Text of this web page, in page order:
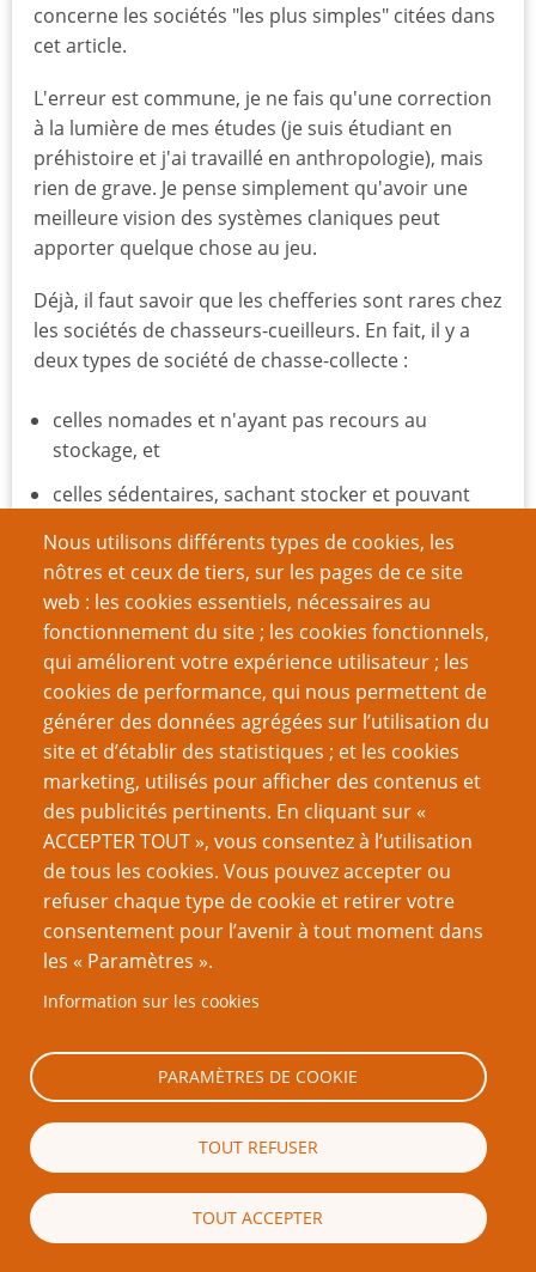
concerne les sociétés "les plus simples" citées dans
cet article.
L'erreur est commune, je ne fais qu'une correction
à la lumière de mes études (je suis étudiant en
préhistoire et j'ai travaillé en anthropologie), mais
rien de grave. Je pense simplement qu'avoir une
meilleure vision des systèmes claniques peut
apporter quelque chose au jeu.
Déjà, il faut savoir que les chefferies sont rares chez
les sociétés de chasseurs-cueilleurs. En fait, il y a
deux types de société de chasse-collecte :
celles nomades et n'ayant pas recours au
stockage, et
celles sédentaires, sachant stocker et pouvant
de mener à l'apparition d'une hiérarchie.
Il faut noter que la majorité des chasseurs-
collecteurs modernes sont nomades ; Pygmées,
Sans, aborigènes d'Australie (ce qui regroupe
beaucoup de peuples, on parle d'un continent
entier, pas d'un peuple unifié), Inuits, Yamomamis,
Guaranis... Et je ne parle que de ceux qui existent
encore actuellement, ou existaient jusqu'à
récemment (la distinction étant difficile à faire à
cause de l'acculturation occidentale, qui est un
autre débat).
Bref, pour faire simple, malgré quelques exemples
de sociétés de chasse-collecte ayant recours au
à part, c'est plutôt avec l'apparition de l'agriculture
chefferies.
Je me suis beaucoup penché sur le sujet, et je me
base notamment sur l'ouvrage "
Australie aborigène", de Christophe Darmangeat ;
c'est ce que j'emploie pourWürm
que tout rôliste peut en tirer parti, ne serait-ce que
Nous utilisons différents types de cookies, les
nôtres et ceux de tiers, sur les pages de ce site
web : les cookies essentiels, nécessaires au
fonctionnement du site ; les cookies fonctionnels,
qui améliorent votre expérience utilisateur ; les
cookies de performance, qui nous permettent de
générer des données agrégées sur l’utilisation du
site et d’établir des statistiques ; et les cookies
marketing, utilisés pour afficher des contenus et
des publicités pertinents. En cliquant sur «
ACCEPTER TOUT », vous consentez à l’utilisation
de tous les cookies. Vous pouvez accepter ou
refuser chaque type de cookie et retirer votre
consentement pour l’avenir à tout moment dans
les « Paramètres ».
Information sur les cookies
PARAMÈTRES DE COOKIE
TOUT REFUSER
TOUT ACCEPTER